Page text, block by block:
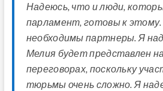
Надеюсь, что и люди,
парламент, готовы к этому.
необходимы партнеры. Я
Мелия будет представлен
переговорах, поскольку
тюрьмы очень сложно. Я